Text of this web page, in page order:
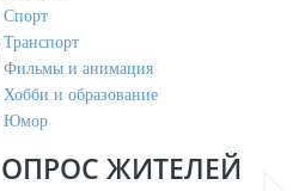
Спорт
Транспорт
Фильмы и анимация
Хобби и образование
Юмор
ОПРОС ЖИТЕЛЕЙ